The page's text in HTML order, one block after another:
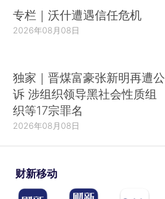
专栏｜沃什遭遇信任危机
2026年08月08日
独家｜晋煤富豪张新明再遭公
诉 涉组织领导黑社会性质组
织等17宗罪名
2026年08月08日
财新移动